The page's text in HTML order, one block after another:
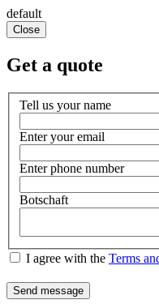
default
Close
Get a quote
Tell us your name
Enter your email
Enter phone number
Botschaft
I agree with the Terms
Send message